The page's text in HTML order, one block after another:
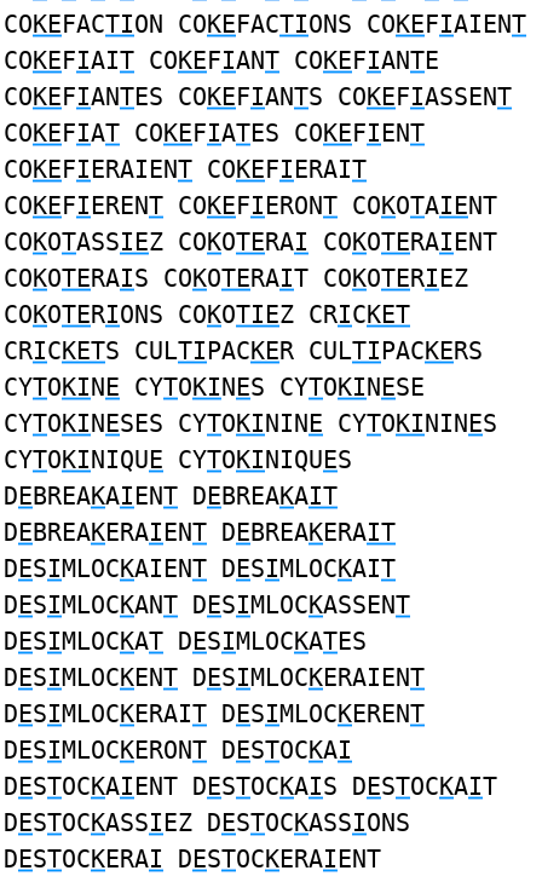
COKEFACTION COKEFACTIONS COKEFIAIENT
COKEFIAIT COKEFIANT COKEFIANTE
COKEFIANTES COKEFIANTS COKEFIASSENT
COKEFIAT COKEFIATES COKEFIENT
COKEFIERAIENT COKEFIERAIT
COKEFIERENT COKEFIERONT COKOTAIENT
COKOTASSIEZ COKOTERAI COKOTERAIENT
COKOTERAIS COKOTERAIT COKOTERIEZ
COKOTERIONS COKOTIEZ CRICKET
CRICKETS CULTIPACKER CULTIPACKERS
CYTOKINE CYTOKINES CYTOKINESE
CYTOKINESES CYTOKININE CYTOKININES
CYTOKINIQUE CYTOKINIQUES
DEBREAKAIENT DEBREAKAIT
DEBREAKERAIENT DEBREAKERAIT
DESIMLOCKAIENT DESIMLOCKAIT
DESIMLOCKANT DESIMLOCKASSENT
DESIMLOCKAT DESIMLOCKATES
DESIMLOCKENT DESIMLOCKERAIENT
DESIMLOCKERAIT DESIMLOCKERENT
DESIMLOCKERONT DESTOCKAI
DESTOCKAIENT DESTOCKAIS DESTOCKAIT
DESTOCKASSIEZ DESTOCKASSIONS
DESTOCKERAI DESTOCKERAIENT